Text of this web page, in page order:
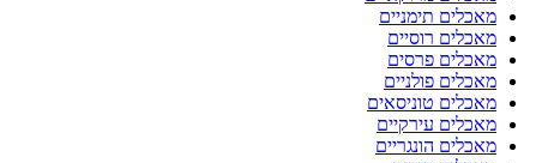
מאכלים תימניים
מאכלים רוסיים
מאכלים פרסים
מאכלים פולניים
מאכלים טוניסאים
מאכלים עירקיים
מאכלים הונגריים